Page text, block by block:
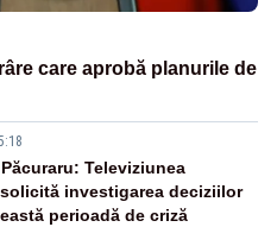
care aprobă planurile de
Televiziunea
investigarea deciziilor
perioadă de criză